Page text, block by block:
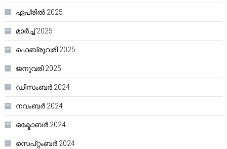
ഏപ്രിൽ 2025
മാർച്ച്‌ 2025
ഫെബ്രുവരി 2025
ജനുവരി 2025
ഡിസംബർ 2024
നവംബർ 2024
ഒക്ടോബർ 2024
സെപ്റ്റംബർ 2024